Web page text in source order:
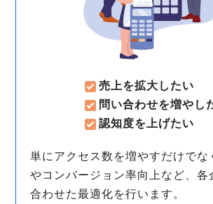
売上を拡大したい
問い合わせを増やし
認知度を上げたい
単にアクセス数を増やすだけでな
やコンバージョン率向上など、各
合わせた最適化を行います。